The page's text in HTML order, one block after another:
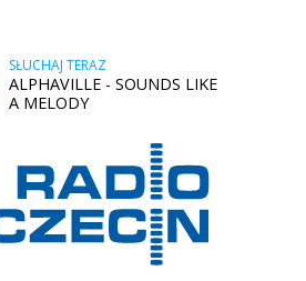
SŁUCHAJ TERAZ
ALPHAVILLE - SOUNDS LIKE
A MELODY